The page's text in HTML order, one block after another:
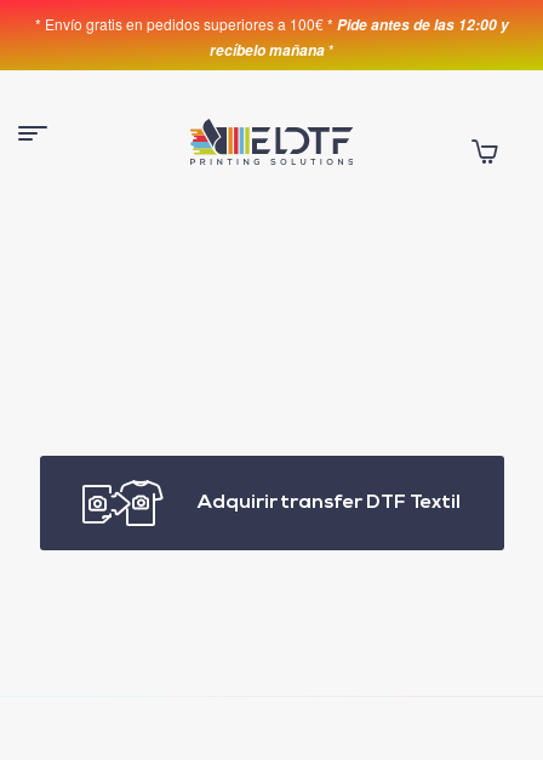
* Envío gratis en pedidos superiores a 100€ * Pide antes de las 12:00 y
recíbelo mañana*
Adquirir transfer DTF Textil